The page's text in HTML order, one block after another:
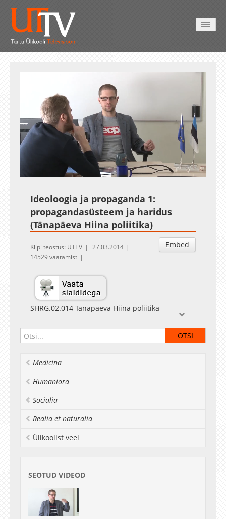
UnmuteLoaded
0.32%
Esituskiirused
Auto
Ideoloogia ja propaganda 1:
propagandasüsteem ja haridus
(Tänapäeva Hiina poliitika)
Embed
Klipi teostus: UTTV
27.03.2014
14529 vaatamist
SHRG.02.014 Tänapäeva Hiina poliitika
Medicina
Humaniora
Socialia
Realia et naturalia
Ülikoolist veel
SEOTUD VIDEOD